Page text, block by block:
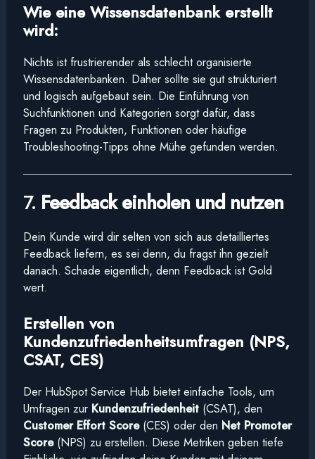
Wie eine Wissensdatenbank erstellt
wird:
Nichts ist frustrierender als schlecht organisierte
Wissensdatenbanken. Daher sollte sie gut strukturiert
und logisch aufgebaut sein. Die Einführung von
Suchfunktionen und Kategorien sorgt dafür, dass
Fragen zu Produkten, Funktionen oder häufige
Troubleshooting-Tipps ohne Mühe gefunden werden.
7. Feedback einholen und nutzen
Dein Kunde wird dir selten von sich aus detailliertes
Feedback liefern, es sei denn, du fragst ihn gezielt
danach. Schade eigentlich, denn Feedback ist Gold
wert.
Erstellen von
Kundenzufriedenheitsumfragen (NPS,
CSAT, CES)
Der HubSpot Service Hub bietet einfache Tools, um
Umfragen zur Kundenzufriedenheit(CSAT), den
Customer Effort Score(CES) oder den Net Promoter
Score(NPS) zu erstellen. Diese Metriken geben tiefe